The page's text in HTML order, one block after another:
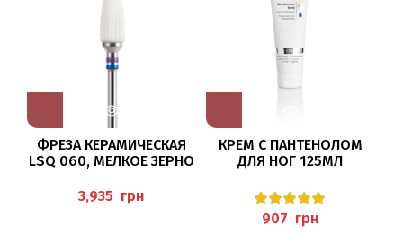
ФРЕЗА КЕРАМИЧЕСКАЯ
LSQ 060, МЕЛКОЕ ЗЕРНО
грн
КРЕМ С ПАНТЕНОЛОМ
ДЛЯ НОГ 125МЛ
PEDIBAEHR
грн